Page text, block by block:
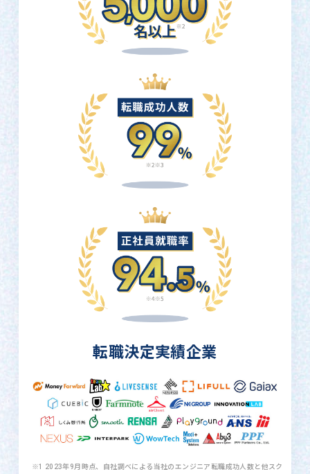
転職決定実績企業
※1 2023年9月時点、自社調べによる当社のエンジニア転職成功人数と他スク